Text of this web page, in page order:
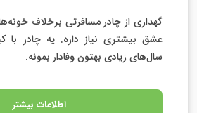
گهداری از چادر مسافرتی برخلاف خونه‌های
عشق بیشتری نیاز داره. یه چادر با کیفیت
سال‌های زیادی بهتون وفادار بمونه.
اطلاعات بیشتر